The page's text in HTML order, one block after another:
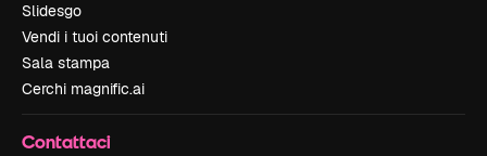
Slidesgo
Vendi i tuoi contenuti
Sala stampa
Cerchi magnific.ai
Contattaci